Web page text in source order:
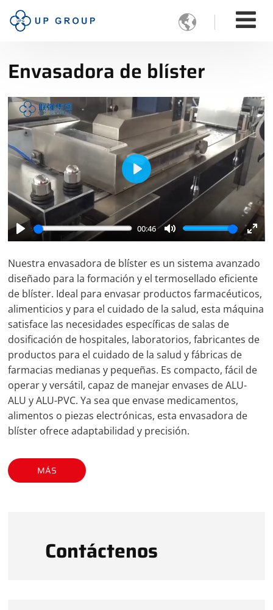

Envasadora de blíster
Play
00:46
Mute
Play
Nuestra envasadora de blíster es un sistema avanzado
diseñado para la formación y el termosellado eficiente
de blíster. Ideal para envasar productos farmacéuticos,
alimenticios y para el cuidado de la salud, esta máquina
satisface las necesidades específicas de salas de
dosificación de hospitales, laboratorios, fabricantes de
productos para el cuidado de la salud y fábricas de
farmacias medianas y pequeñas. Es compacto, fácil de
operar y versátil, capaz de manejar envases de ALU-
ALU y ALU-PVC. Ya sea que envase medicamentos,
alimentos o piezas electrónicas, esta envasadora de
blíster ofrece adaptabilidad y precisión.
MÁS
Contáctenos